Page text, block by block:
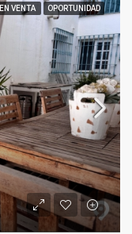
EN VENTA OPORTUNIDAD